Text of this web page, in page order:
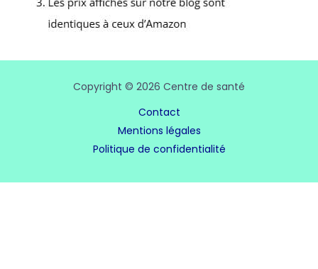
Copyright © 2026 Centre de santé
Contact
Mentions légales
Politique de confidentialité